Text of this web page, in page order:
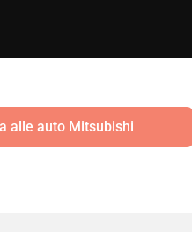
alle auto Mitsubishi